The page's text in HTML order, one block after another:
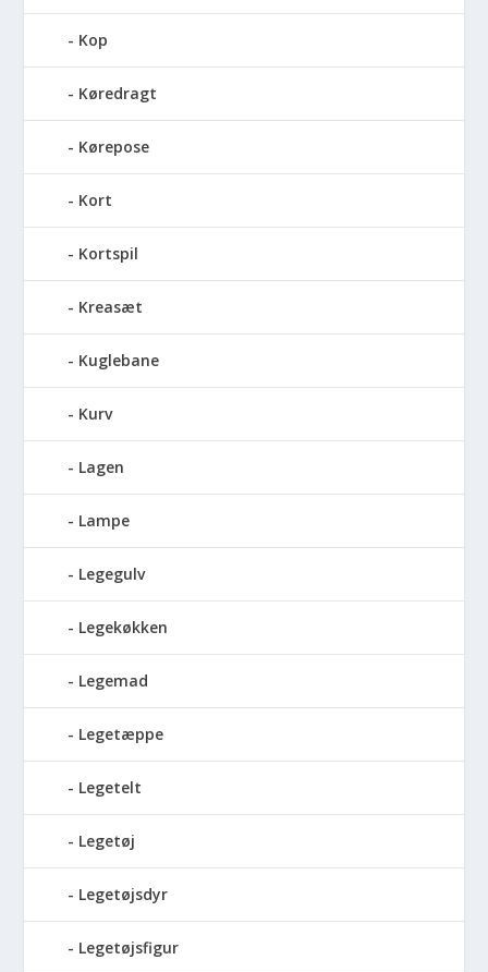
Kop
Køredragt
Kørepose
Kort
Kortspil
Kreasæt
Kuglebane
Kurv
Lagen
Lampe
Legegulv
Legekøkken
Legemad
Legetæppe
Legetelt
Legetøj
Legetøjsdyr
Legetøjsfigur